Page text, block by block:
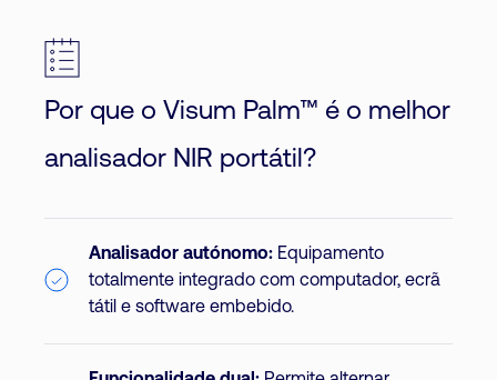
Por que o Visum Palm™ é o melhor
analisador NIR portátil?
Analisador autónomo: Equipamento
totalmente integrado com computador, ecrã
tátil e software embebido.